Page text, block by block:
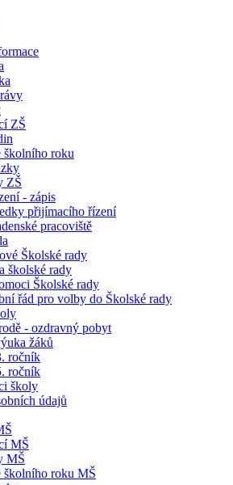
ZŠ
školního roku
ZŠ
- zápis
přijímacího řízení
pracoviště
Školské rady
školské rady
Školské rady
řád pro volby do Školské rady
- ozdravný pobyt
žáků
ročník
ročník
školy
údajů
MŠ
MŠ
školního roku MŠ